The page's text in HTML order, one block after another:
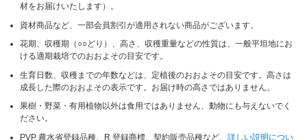
材をお届けいたします）。
資材商品など、一部会員割引が適用されない商品がございます。
花期、収穫期（○○どり）、高さ、収穫重量などの性質は、一般平坦地にお
ける適期栽培でのおおよその目安です。
生育日数、収穫までの年数などは、定植後のおおよその目安です。高さは
成長した際のおおよその表示です。お届け時の高さではありません。
果樹・野菜・有用植物以外は食用ではありません、動物にも与えないでく
ださい。
PVP 農水省登録品種、R 登録商標、契約販売品種など、詳しい説明につい